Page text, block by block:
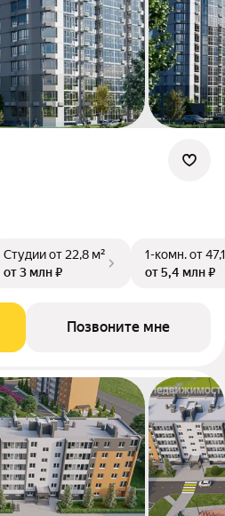
Студииот 22,8 м²
от 3 млн ₽
1-комн.от
от 5,4 млн ₽
Позвоните мне